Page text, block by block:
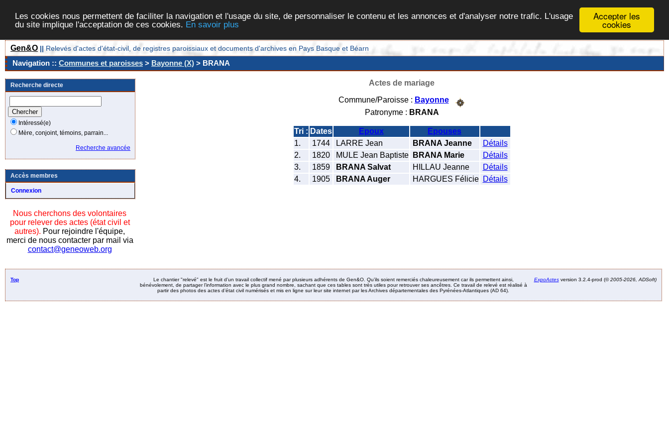
Accepter les
cookies
Les cookies nous permettent de faciliter la navigation et l'usage du site, de personnaliser le contenu et les annonces et d'analyser notre trafic. L'usage
du site implique l'acceptation de ces cookies. En savoir plus
Gen&O || Relevés d'actes d'état-civil, de registres paroissiaux et documents d'archives en Pays Basque et Béarn
Navigation :: Communes et paroisses > Bayonne (X) > BRANA
Recherche directe
Intéressé(e)
Mère, conjoint, témoins, parrain...
Recherche avancée
Accès membres
Connexion
Nous cherchons des volontaires
pour relever des actes (état civil et
autres). Pour rejoindre l'équipe,
merci de nous contacter par mail via
contact@geneoweb.org
Actes de mariage
Commune/Paroisse : Bayonne
Patronyme : BRANA
Tri : Dates Epoux
Epouses
1.
1744 LARRE Jean BRANA Jeanne
Détails
2.
1820 MULE Jean Baptiste BRANA Marie
Détails
3.
1859 BRANA Salvat HILLAU Jeanne
Détails
4.
1905 BRANA Auger HARGUES Félicie Détails
Top
Le chantier "relevé" est le fruit d’un travail collectif mené par plusieurs adhérents de Gen&O. Qu’ils soient remerciés chaleureusement car ils permettent ainsi,
bénévolement, de partager l’information avec le plus grand nombre, sachant que ces tables sont très utiles pour retrouver ses ancêtres. Ce travail de relevé est réalisé à
partir des photos des actes d’état civil numérisés et mis en ligne sur leur site internet par les Archives départementales des Pyrénées-Atlantiques (AD 64).
ExpoActesversion 3.2.4-prod (©2005-2026, ADSoft)